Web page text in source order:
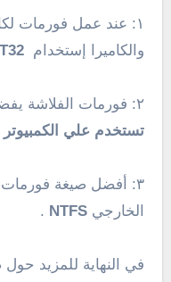
١: عند عمل فورمات
والكاميرا إستخدام
٢: فورمات الفلاشة يفضل استخدام
تستخدم علي الكمبيوتر
٣: أفضل صيغة فورمات
الخارجي NTFS
.
في النهاية للمزيد